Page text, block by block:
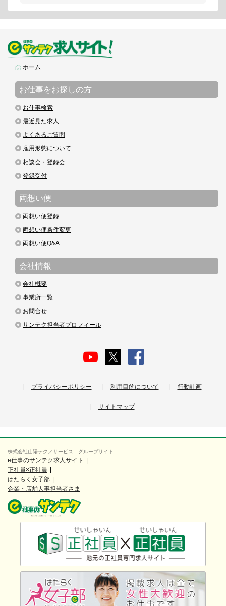
ホーム
お仕事をお探しの方
お仕事検索
最近見た求人
よくあるご質問
雇用形態について
相談会・登録会
登録受付
両想い便
両想い便登録
両想い便条件変更
両想い便Q&A
会社情報
会社概要
事業所一覧
お問合せ
サンテク担当者プロフィール
プライバシーポリシー 利用目的について 行動計画
サイトマップ
株式会社山陽テクノサービス グループサイト
e仕事のサンテク求人サイト
正社員×正社員
はたらく女子部
企業・店舗人事担当者さま